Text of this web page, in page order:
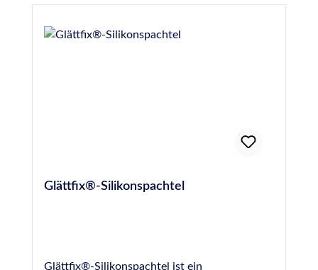
Glättfix®-Silikonspachtel
Glättfix®-Silikonspachtel ist ein